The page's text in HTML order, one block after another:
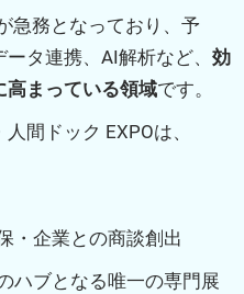
急務となっており、予
タ連携、AI解析など、 効
高まっている領域です。
間ドック EXPOは、
・企業との商談創出
ハブとなる唯一の専門展